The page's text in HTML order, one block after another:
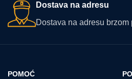
Dostava na adresu
Dostava na adresu brzom
POMOĆ